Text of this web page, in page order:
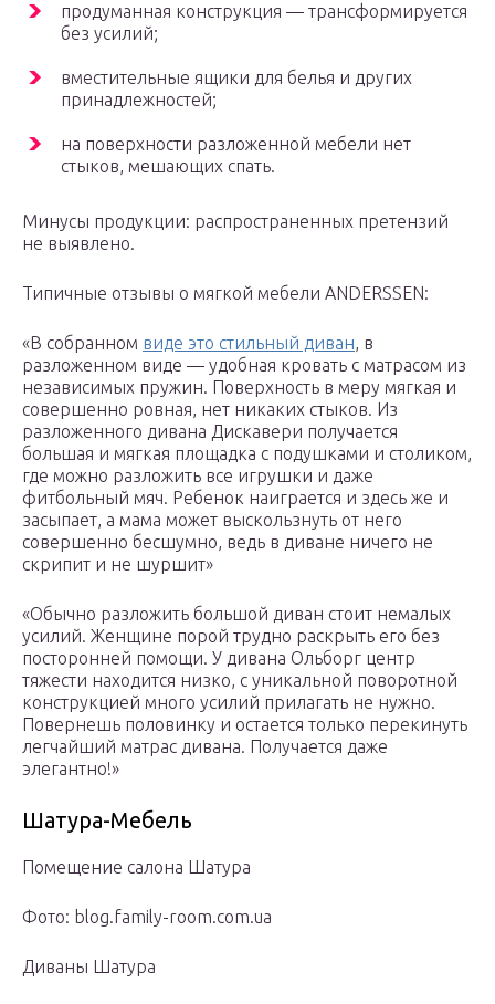
продуманная конструкция — трансформируется
без усилий;
вместительные ящики для белья и других
принадлежностей;
на поверхности разложенной мебели нет
стыков, мешающих спать.
Минусы продукции: распространенных претензий
не выявлено.
Типичные отзывы о мягкой мебели ANDERSSEN:
«В собранном виде это стильный диван, в
разложенном виде — удобная кровать с матрасом из
независимых пружин. Поверхность в меру мягкая и
совершенно ровная, нет никаких стыков. Из
разложенного дивана Дискавери получается
большая и мягкая площадка с подушками и столиком,
где можно разложить все игрушки и даже
фитбольный мяч. Ребенок наиграется и здесь же и
засыпает, а мама может выскользнуть от него
совершенно бесшумно, ведь в диване ничего не
скрипит и не шуршит»
«Обычно разложить большой диван стоит немалых
усилий. Женщине порой трудно раскрыть его без
посторонней помощи. У дивана Ольборг центр
тяжести находится низко, с уникальной поворотной
конструкцией много усилий прилагать не нужно.
Повернешь половинку и остается только перекинуть
легчайший матрас дивана. Получается даже
элегантно!»
Шатура-Мебель
Помещение салона Шатура
Фото: blog.family-room.com.ua
Диваны Шатура